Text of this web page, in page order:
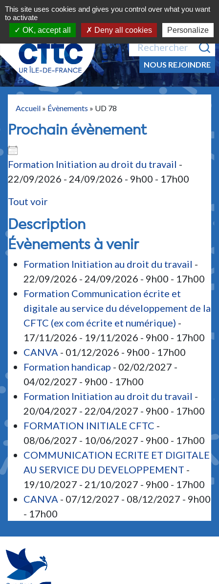
Aller au contenu
Navigation principale
MENU
Recherche pour :
NOUS REJOINDRE
Accueil » Évènements » UD 78
Prochain évènement
Formation Initiation au droit du travail -
22/09/2026 - 24/09/2026 - 9h00 - 17h00
Tout voir
Description
Évènements à venir
Formation Initiation au droit du travail -
22/09/2026 - 24/09/2026 - 9h00 - 17h00
Formation Communication écrite et
digitale au service du développement de la
CFTC (ex com écrite et numérique) -
17/11/2026 - 19/11/2026 - 9h00 - 17h00
CANVA - 01/12/2026 - 9h00 - 17h00
Formation handicap - 02/02/2027 -
04/02/2027 - 9h00 - 17h00
Formation Initiation au droit du travail -
20/04/2027 - 22/04/2027 - 9h00 - 17h00
FORMATION INITIALE CFTC -
08/06/2027 - 10/06/2027 - 9h00 - 17h00
COMMUNICATION ECRITE ET DIGITALE
AU SERVICE DU DEVELOPPEMENT -
19/10/2027 - 21/10/2027 - 9h00 - 17h00
CANVA - 07/12/2027 - 08/12/2027 - 9h00
- 17h00
This site uses cookies and gives you control over what you want
to activate
OK, accept all
Deny all cookies Personalize